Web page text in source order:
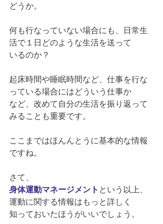
どうか。
何も行なっていない場合にも、日常生
活で１日どのような生活を送って
いるのか？
起床時間や睡眠時間など、仕事を行な
っている場合にはどういう仕事か
など、改めて自分の生活を振り返って
みることも重要です。
ここまではほんんとうに基本的な情報
ですね。
さて、
身体運動マネージメント という以上、
運動に関する情報はもっと詳しく
知っておいたほうがいいでしょう。